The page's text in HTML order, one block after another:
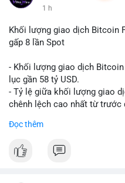
1 h
Khối lượng giao dịch Bitcoin
gấp 8 lần Spot
- Khối lượng giao dịch
lục gần 58 tỷ USD.
- Tỷ lệ giữa khối lượng giao
chênh lệch cao nhất từ trước
dịch Spot.
#binance #btc
Đọc thêm